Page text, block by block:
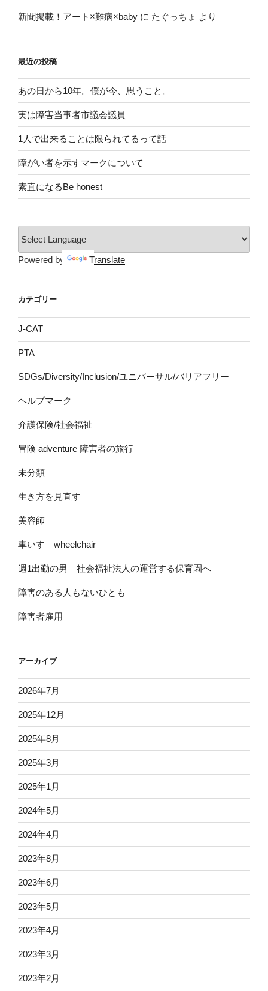
新聞掲載！アート×難病×baby に たぐっちょ より
最近の投稿
あの日から10年。僕が今、思うこと。
実は障害当事者市議会議員
1人で出来ることは限られてるって話
障がい者を示すマークについて
素直になるBe honest
Powered by Translate
カテゴリー
J-CAT
PTA
SDGs/Diversity/Inclusion/ユニバーサル/バリアフリー
ヘルプマーク
介護保険/社会福祉
冒険 adventure 障害者の旅行
未分類
生き方を見直す
美容師
車いす wheelchair
週1出勤の男 社会福祉法人の運営する保育園へ
障害のある人もないひとも
障害者雇用
アーカイブ
2026年7月
2025年12月
2025年8月
2025年3月
2025年1月
2024年5月
2024年4月
2023年8月
2023年6月
2023年5月
2023年4月
2023年3月
2023年2月